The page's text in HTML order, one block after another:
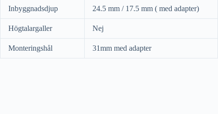
Inbyggnadsdjup 24.5 mm / 17.5 mm ( med adapter)
Högtalargaller Nej
Monteringshål 31mm med adapter